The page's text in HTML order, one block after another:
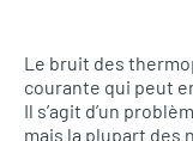
Le bruit des
courante qui peut
Il s’agit d’un
mais la plupart des